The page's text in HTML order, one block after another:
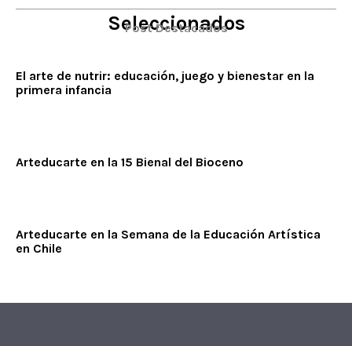
Seleccionados
Post Destacados
El arte de nutrir: educación, juego y bienestar en la
primera infancia
Arteducarte en la 15 Bienal del Bioceno
Arteducarte en la Semana de la Educación Artística
en Chile